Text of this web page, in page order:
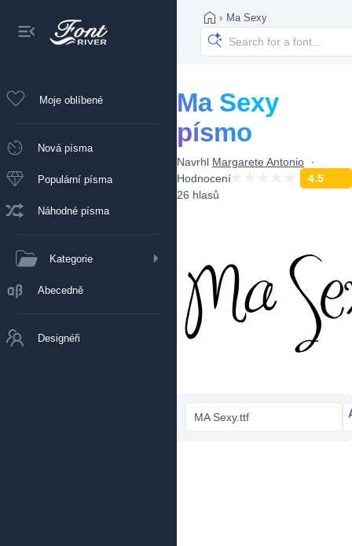
Moje oblíbené
Nová písma
Populární písma
Náhodné písma
Kategorie
Abecedně
Designéři
› Ma Sexy
Ma Sexy
písmo
Navrhl Margarete Antonio
Hodnocení
4.5
26 hlasů
MA Sexy.ttf